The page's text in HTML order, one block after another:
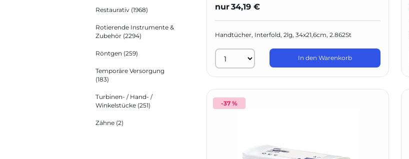
Restaurativ (1968)
Rotierende Instrumente &
Zubehör (2294)
Röntgen (259)
Temporäre Versorgung
(183)
Turbinen- / Hand- /
Winkelstücke (251)
Zähne (2)
nur34,19 €
Handtücher, Interfold, 2lg, 34x21,6cm, 2.862St
In den Warenkorb
-37 %